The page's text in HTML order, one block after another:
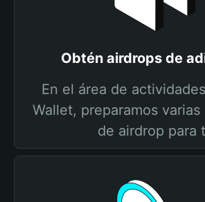
Obtén airdrops de
En el área de
Wallet, preparamos
de airdrop para